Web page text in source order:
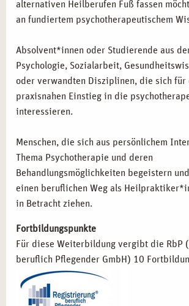
alternativen Heilberufen Fuß fassen
an fundiertem psychotherapeutischem
Absolvent*innen oder Studierende aus
Psychologie, Sozialarbeit,
oder verwandten Disziplinen, die sich für
praxisnahen Einstieg in die
interessieren.
Menschen, die sich aus persönlichem
Thema Psychotherapie und deren
Behandlungsmöglichkeiten begeistern
einen beruflichen Weg als
in Betracht ziehen.
Fortbildungspunkte
Für diese Weiterbildung vergibt die RbP
beruflich Pflegender GmbH) 10